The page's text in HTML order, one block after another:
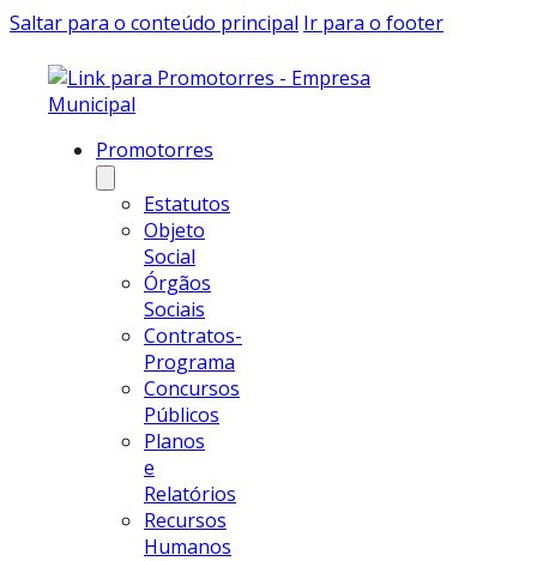
Saltar para o conteúdo principal Ir para o footer
Promotorres
Estatutos
Objeto
Social
Órgãos
Sociais
Contratos-
Programa
Concursos
Públicos
Planos
e
Relatórios
Recursos
Humanos